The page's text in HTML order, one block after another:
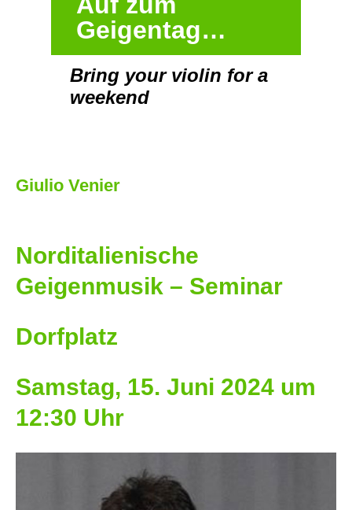
Geigentag…
Bring your violin for a
weekend
Giulio Venier
Norditalienische
Geigenmusik – Seminar
Dorfplatz
Samstag, 15. Juni 2024 um
12:30 Uhr